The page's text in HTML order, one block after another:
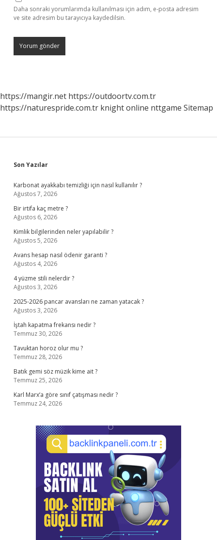
Daha sonraki yorumlarımda kullanılması için adım, e-posta adresim
ve site adresim bu tarayıcıya kaydedilsin.
https://mangir.net https://outdoortv.com.tr
https://naturespride.com.tr knight online nttgame Sitemap
Sidebar
Son Yazılar
Karbonat ayakkabı temizliği için nasıl kullanılır ?
Ağustos 7, 2026
Bir irtifa kaç metre ?
Ağustos 6, 2026
Kimlik bilgilerinden neler yapılabilir ?
Ağustos 5, 2026
Avans hesap nasıl ödenir garanti ?
Ağustos 4, 2026
4 yüzme stili nelerdir ?
Ağustos 3, 2026
2025-2026 pancar avansları ne zaman yatacak ?
Ağustos 3, 2026
İştah kapatma frekansı nedir ?
Temmuz 30, 2026
Tavuktan horoz olur mu ?
Temmuz 28, 2026
Batık gemi söz müzik kime ait ?
Temmuz 25, 2026
Karl Marx’a göre sınıf çatışması nedir ?
Temmuz 24, 2026